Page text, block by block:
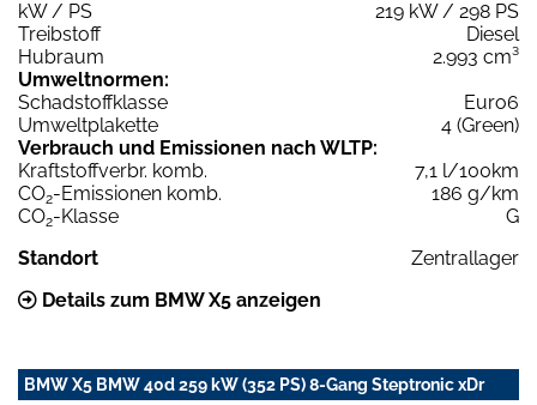
kW / PS
219 kW / 298 PS
Treibstoff
Diesel
Hubraum
2.993 cm³
Umweltnormen:
Schadstoffklasse
Euro6
Umweltplakette
4 (Green)
Verbrauch und Emissionen nach WLTP:
Kraftstoffverbr. komb.
7,1 l/100km
CO2-Emissionen komb.
186 g/km
CO2-Klasse
G
Standort
Zentrallager
Details zum BMW X5 anzeigen
BMW X5 BMW 40d 259 kW (352 PS) 8-Gang Steptronic xDr